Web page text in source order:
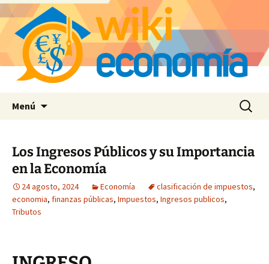
Menú Buscar:
Los Ingresos Públicos y su Importancia
en la Economía
24 agosto, 2024 Economía clasificación de impuestos,
economia, finanzas públicas, Impuestos, Ingresos publicos,
Tributos